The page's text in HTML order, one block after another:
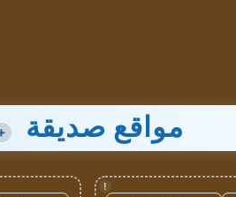
مواقع صديقة
!